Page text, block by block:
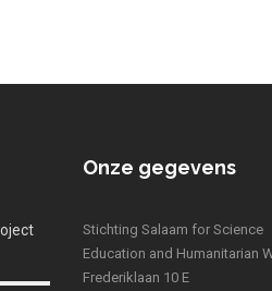
Onze gegevens
Stichting Salaam for Science
Education and Humanitarian
Frederiklaan 10 E